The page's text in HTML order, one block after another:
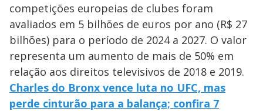
competições europeias de clubes foram
avaliados em 5 bilhões de euros por ano (R$ 27
bilhões) para o período de 2024 a 2027. O valor
representa um aumento de mais de 50% em
relação aos direitos televisivos de 2018 e 2019.
Charles do Bronx vence luta no UFC, mas
perde cinturão para a balança; confira 7